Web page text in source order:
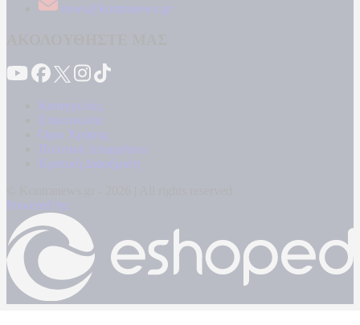
news@kontranews.gr
Καταγγελίες
Επικοινωνία
Όροι Χρήσης
Πολιτική Απορρήτου
Κρατική Διαφήμιση
Powered by: